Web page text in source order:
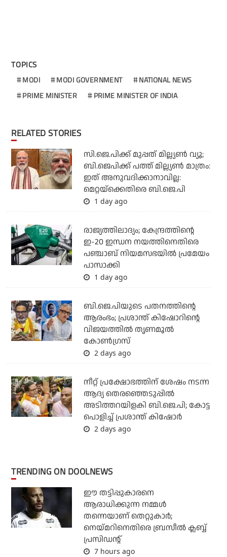
TOPICS
MODI MODI GOVERNMENT
NATIONAL NEWS
PRIME MINISTER
PRIME MINISTER OF INDIA
RELATED STORIES
സി.ജെ.പിക്ക് മുപ്പത് മില്ല്യണ്‍ വ്യൂ;
ബി.ജെപിക്ക് പത്ത് മില്ല്യണ്‍ മാത്രം:
ഇത് അനുവദിക്കാനാവില്ല:
മെറ്റയ്‌ക്കെതിരെ ബി.ജെ.പി
1 day ago
രാജ്യത്തിലാദ്യം; കേന്ദ്രത്തിന്റെ
ഇ-20 ഇന്ധന നയത്തിനെതിരെ
പഞ്ചാബ് നിയമസഭയില്‍ പ്രമേയം
പാസാക്കി
1 day ago
ബി.ജെ.പിയുടെ പതനത്തിന്റെ
ആരംഭം; പ്രശാന്ത് കിഷോറിന്റെ
വിജയത്തില്‍ തൃണമൂല്‍
കോണ്‍ഗ്രസ്
2 days ago
നീറ്റ് പ്രക്ഷോഭത്തിന് ശേഷം നടന്ന
ആദ്യ തെരഞ്ഞെടുപ്പില്‍
അടിത്തറയിളകി ബി.ജെ.പി; കോട്ട
പൊളിച്ച് പ്രശാന്ത് കിഷോര്‍
2 days ago
TRENDING ON DOOLNEWS
ഈ തട്ടിപ്പുകാരനെ
ആരാധിക്കുന്ന നമ്മള്‍
തന്നെയാണ് തെറ്റുകാര്‍;
നെയ്മറിനെതിരെ ബ്രസീല്‍ ക്ലബ്ബ്
പ്രസിഡന്റ്
7 hours ago